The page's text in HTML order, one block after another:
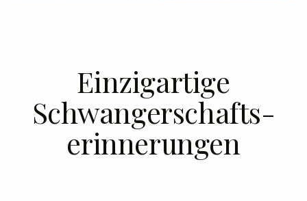
Einzigartige
Schwangerschafts-
erinnerungen